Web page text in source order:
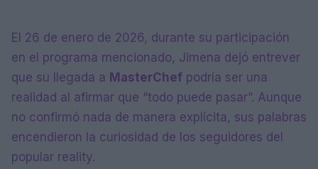
El 26 de enero de 2026, durante su participación
en el programa mencionado, Jimena dejó entrever
que su llegada a MasterChef podría ser una
realidad al afirmar que “todo puede pasar”. Aunque
no confirmó nada de manera explícita, sus palabras
encendieron la curiosidad de los seguidores del
popular reality.